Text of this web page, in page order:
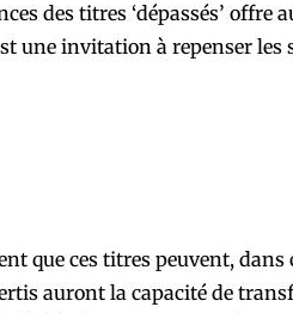
des titres ‘dépassés’ offre
une invitation à repenser les
que ces titres peuvent, dans
auront la capacité de